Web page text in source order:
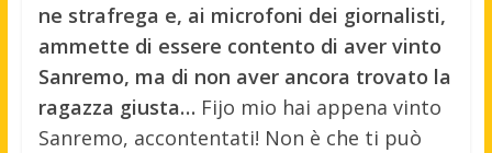
ne strafrega e, ai microfoni dei giornalisti,
ammette di essere contento di aver vinto
Sanremo, ma di non aver ancora trovato la
ragazza giusta… Fijo mio hai appena vinto
Sanremo, accontentati! Non è che ti può